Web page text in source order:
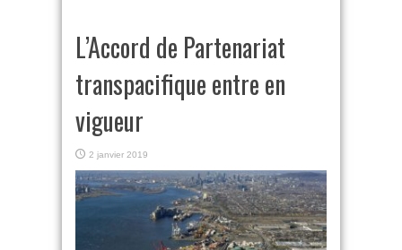
L’Accord de Partenariat
transpacifique entre en
vigueur
2 janvier 2019